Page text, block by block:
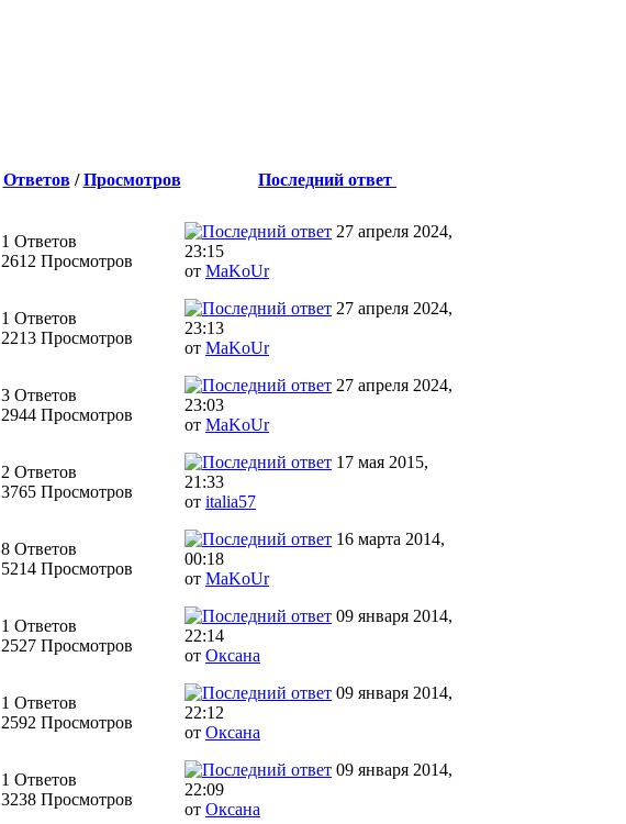
Ответов/Просмотров
Последний ответ
1 Ответов
2612 Просмотров
27 апреля 2024,
23:15
от MaKoUr
1 Ответов
2213 Просмотров
27 апреля 2024,
23:13
от MaKoUr
3 Ответов
2944 Просмотров
27 апреля 2024,
23:03
от MaKoUr
2 Ответов
3765 Просмотров
17 мая 2015,
21:33
от italia57
8 Ответов
5214 Просмотров
16 марта 2014,
00:18
от MaKoUr
1 Ответов
2527 Просмотров
09 января 2014,
22:14
от Оксана
1 Ответов
2592 Просмотров
09 января 2014,
22:12
от Оксана
1 Ответов
3238 Просмотров
09 января 2014,
22:09
от Оксана